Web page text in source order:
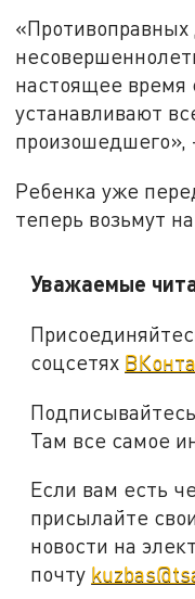
настоящее время
устанавливают
произошедшего»,
Ребенка уже
теперь возьмут
Уважаемые
соцсетях
Там все самое
Если вам есть
присылайте
новости на
почту